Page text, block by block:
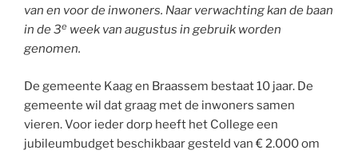
van en voor de inwoners. Naar verwachting kan de baan
in de 3e week van augustus in gebruik worden
genomen.
De gemeente Kaag en Braassem bestaat 10 jaar. De
gemeente wil dat graag met de inwoners samen
vieren. Voor ieder dorp heeft het College een
jubileumbudget beschikbaar gesteld van € 2.000 om